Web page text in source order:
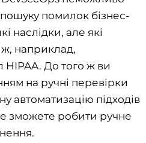
помилок бізнес-
наслідки, але які
наприклад,
До того ж ви
на ручні перевірки
автоматизацію підходів
зможете робити ручне